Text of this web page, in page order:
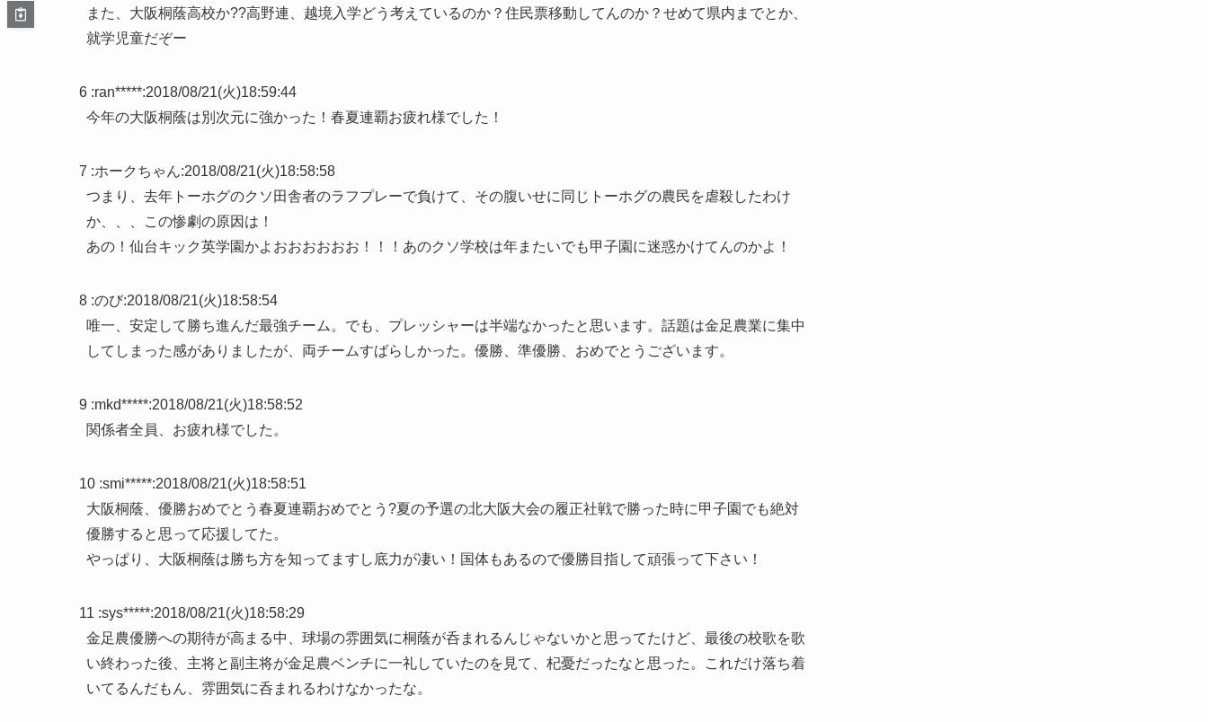
また、大阪桐蔭高校か??高野連、越境入学どう考えているのか？住民票移動してんのか？せめて県内までとか、
就学児童だぞー
6 :ran*****:2018/08/21(火)18:59:44
今年の大阪桐蔭は別次元に強かった！春夏連覇お疲れ様でした！
7 :ホークちゃん:2018/08/21(火)18:58:58
つまり、去年トーホグのクソ田舎者のラフプレーで負けて、その腹いせに同じトーホグの農民を虐殺したわけ
か、、、この惨劇の原因は！
あの！仙台キック英学園かよおおおおおお！！！あのクソ学校は年またいでも甲子園に迷惑かけてんのかよ！
8 :のび:2018/08/21(火)18:58:54
唯一、安定して勝ち進んだ最強チーム。でも、プレッシャーは半端なかったと思います。話題は金足農業に集中
してしまった感がありましたが、両チームすばらしかった。優勝、準優勝、おめでとうございます。
9 :mkd*****:2018/08/21(火)18:58:52
関係者全員、お疲れ様でした。
10 :smi*****:2018/08/21(火)18:58:51
大阪桐蔭、優勝おめでとう春夏連覇おめでとう?夏の予選の北大阪大会の履正社戦で勝った時に甲子園でも絶対
優勝すると思って応援してた。
やっぱり、大阪桐蔭は勝ち方を知ってますし底力が凄い！国体もあるので優勝目指して頑張って下さい！
11 :sys*****:2018/08/21(火)18:58:29
金足農優勝への期待が高まる中、球場の雰囲気に桐蔭が呑まれるんじゃないかと思ってたけど、最後の校歌を歌
い終わった後、主将と副主将が金足農ベンチに一礼していたのを見て、杞憂だったなと思った。これだけ落ち着
いてるんだもん、雰囲気に呑まれるわけなかったな。